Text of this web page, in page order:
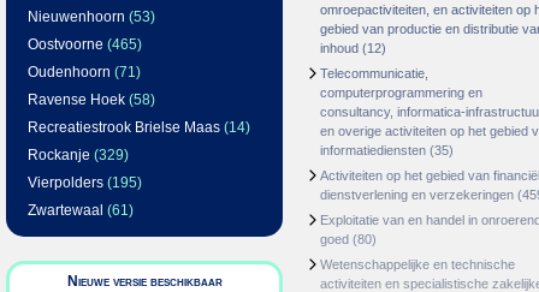
Nieuwenhoorn (53)
Oostvoorne (465)
Oudenhoorn (71)
Ravense Hoek (58)
Recreatiestrook Brielse Maas (14)
Rockanje (329)
Vierpolders (195)
Zwartewaal (61)
Nieuwe versie beschikbaar
omroepactiviteiten, en activiteiten op
gebied van productie en distributie
inhoud (12)
Telecommunicatie,
computerprogrammering en
consultancy, informatica-
en overige activiteiten op het gebied
informatiediensten (35)
Activiteiten op het gebied van
dienstverlening en verzekeringen
Exploitatie van en handel in
goed (80)
Wetenschappelijke en technische
activiteiten en specialistische